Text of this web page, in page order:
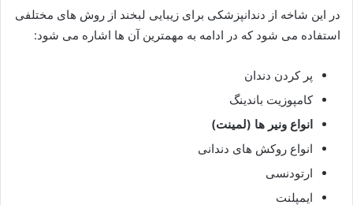
در این شاخه از دندانپزشکی برای زیبایی لبخند از روش های مختلفی
استفاده می شود که در ادامه به مهمترین آن ها اشاره می شود:
پر کردن دندان
کامپوزیت باندینگ
انواع ونیر ها (لمینت)
انواع روکش های دندانی
ارتودنسی
ایمپلنت